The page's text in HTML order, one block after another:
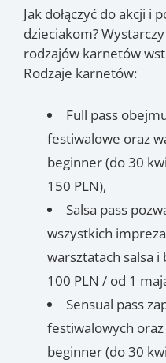
Jak dołączyć do akcji i
dzieciakom?
rodzajów karnetów
Rodzaje karnetów:
Full pass
festiwalowe oraz
beginner (do 30
150 PLN),
Salsa pass
wszystkich
warsztatach salsa
100 PLN / od 1
Sensual pass
festiwalowych
beginner (do 30